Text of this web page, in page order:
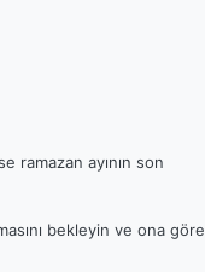
ramazan ayının son
bekleyin ve ona göre